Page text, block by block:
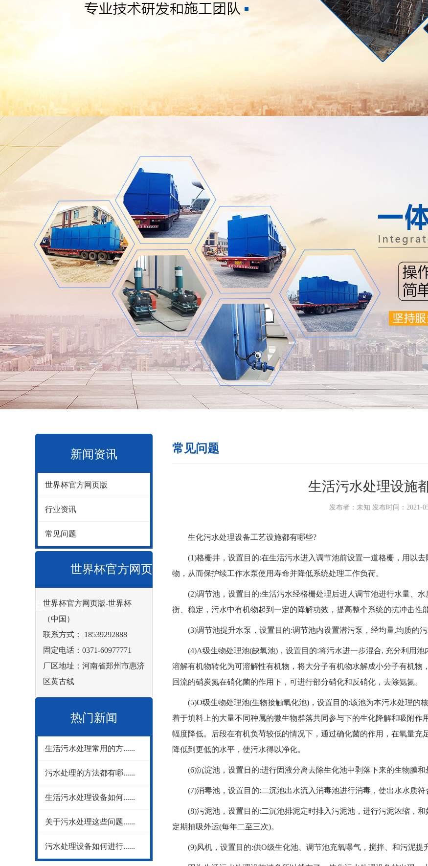
新闻资讯
世界杯官方网页版
行业资讯
常见问题
世界杯官方网页
版-世界杯（中国）
世界杯官方网页版-世界杯
（中国）
联系方式： 18539292888
固定电话：0371-60977771
厂区地址：河南省郑州市惠济
区黄古线
热门新闻
生活污水处理常用的方......
污水处理的方法都有哪......
生活污水处理设备如何......
关于污水处理这些问题......
污水处理设备如何进行......
常见问题
生活污水处理设施
发布者：未知 发布时间：2021-
生化污水处理设备工艺设施都有哪些?
(1)格栅井，设置目的:在生活污水进入调节池前设置一道格栅，用以去
物，从而保护续工作水泵使用寿命并降低系统处理工作负荷。
(2)调节池，设置目的:生活污水经格栅处理后进人调节池进行水量、水
衡、稳定，污水中有机物起到一定的降解功效，提高整个系统的抗冲击性
(3)调节池提升水泵，设置目的:调节池内设置潜污泵，经均量,均质的污
(4)A级生物处理池(缺氧池)，设置目的:将污水进一步混合, 充分利用池
溶解有机物转化为可溶解性有机物，将大分子有机物水解成小分子有机
回流的硝炭氮在硝化菌的作用下，可进行部分硝化和反硝化，去除氨氮。
(5)O级生物处理池(生物接触氧化池)，设置目的:该池为本污水处理的
着于填料上的大量不同种属的微生物群落共同参与下的生化降解和吸附
幅度降低。后段在有机负荷较低的情况下，通过确化菌的作用，在氧量
降低到更低的水平，使污水得以净化。
(6)沉淀池，设置日的:进行固液分离去除生化池中剥落下来的生物膜和
(7)消毒池，设置目的:二沉池出水流入消毒池进行消毒，使出水水质符
(8)污泥池，设置目的:二沉池排泥定时排入污泥池，进行污泥浓缩，和
定期抽吸外运(每年二至三次)。
(9)风机，设置目的:供O级生化池、调节池充氧曝气，搅拌、和污泥提